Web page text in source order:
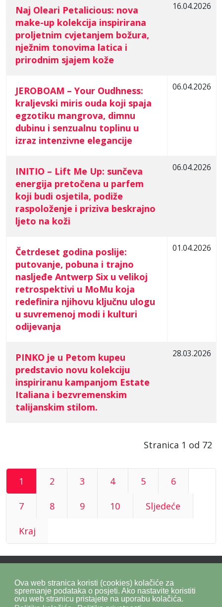
Ova web stranica koristi (cookies) kolačiće za
spremanje podataka o posjeti. Ako nastavite koristiti
ovu web stranicu pristajete na uporabu kolačića.
Naj Oleari Petalicious: nova
make-up kolekcija inspirirana
proljetnim cvjetanjem božura,
nježnim tonovima latica i
prirodnim sjajem kože
16.04.2026
JEROBOAM – Your Oudhness:
kraljevski miris ouda koji spaja
egzotiku mangrova, dimnu
dubinu i senzualnu toplinu u
izraz intenzivne elegancije
06.04.2026
INITIO – Lift Me Up: sunčeva
energija pretočena u parfem
koji budi osjetila, podiže
raspoloženje i priziva beskrajno
ljeto na koži
06.04.2026
Četrdeset godina poslije:
putovanje, pobuna i trajno
nasljeđe Antwerp Six u velikoj
retrospektivi u MoMu koja
redefinira njihovu ključnu ulogu
u suvremenoj modi i kulturi
odijevanja
01.04.2026
PINKO je u Petom kupeu
predstavio novu kolekciju
inspiriranu kampanjom Estate
Italiana i bezvremenskim
talijanskim stilom.
28.03.2026
Stranica 1 od 72
1 2 3 4 5 6
7 8 9 10 Sljedeće
Kraj
Politika privatnosti Politika kolačića SiteMap